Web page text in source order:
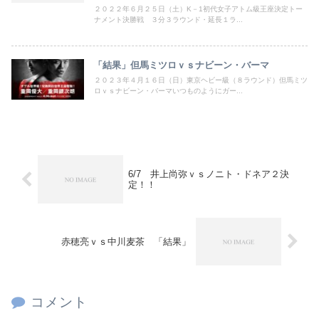
２０２２年６月２５日（土）K－1初代女子アトム級王座決定トー
ナメント決勝戦 ３分３ラウンド・延長１ラ...
「結果」但馬ミツロｖｓナビーン・バーマ
２０２３年４月１６日（日）東京ヘビー級（８ラウンド）但馬ミツ
ロｖｓナビーン・バーマいつものようにガー...
6/7 井上尚弥ｖｓノニト・ドネア２決
定！！
赤穂亮ｖｓ中川麦茶 「結果」
コメント